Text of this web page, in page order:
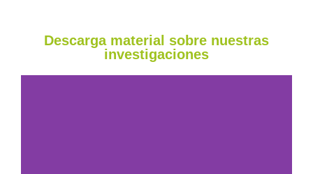
Descarga material sobre nuestras
investigaciones